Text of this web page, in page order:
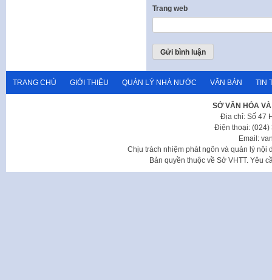
Trang web
TRANG CHỦ GIỚI THIỆU QUẢN LÝ NHÀ NƯỚC VĂN BẢN TIN
SỞ VĂN HÓA
Địa chỉ: Số 47
Điện thoại: (024)
Email:
Chịu trách nhiệm phát ngôn và quản lý nội
Bản quyền thuộc về Sở VHTT. Yêu